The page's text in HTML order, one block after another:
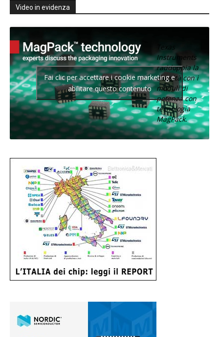
Video in evidenza
Texas
Instruments
raddoppia la
densità con i
moduli di
potenza con
tecnologia
MagPack.
Fai clic per accettare i cookie marketing e
abilitare questo contenuto